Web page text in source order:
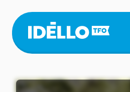
contenu
principal